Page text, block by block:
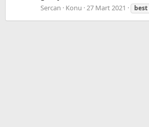
Sercan Konu 27 Mart 2021 best